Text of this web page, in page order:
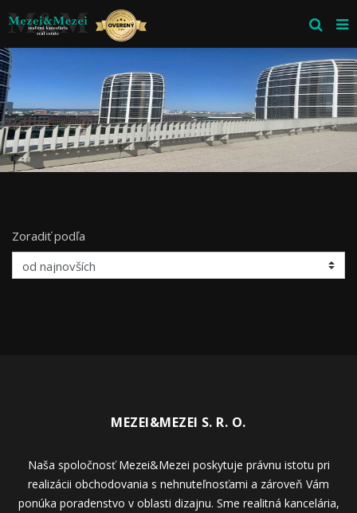
Zoradiť podľa
MEZEI&MEZEI S. R. O.
Naša spoločnosť Mezei&Mezei poskytuje právnu istotu pri
realizácii obchodovania s nehnuteľnosťami a zároveň Vám
ponúka poradenstvo v oblasti dizajnu. Sme realitná kancelária,